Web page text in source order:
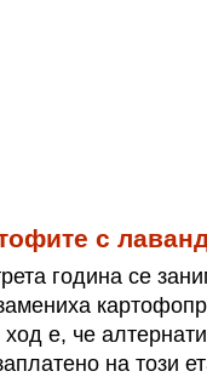
с
година се
е, че
на този